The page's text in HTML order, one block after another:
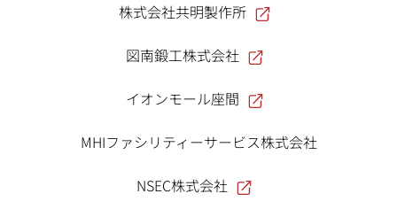
株式会社共明製作所
図南鍛工株式会社
イオンモール座間
MHIファシリティーサービス株式会社
NSEC株式会社